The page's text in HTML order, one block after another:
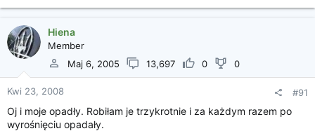
Hiena
Member
Maj 6, 2005
13,697 0 0
Kwi 23, 2008 #91
Oj i moje opadły. Robiłam je trzykrotnie i za każdym razem po
wyrośnięciu opadały.